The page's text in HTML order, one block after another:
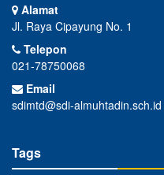
Alamat
Jl. Raya Cipayung No. 1
Telepon
021-78750068
Email
sdimtd@sdi-almuhtadin.sch.id
Tags